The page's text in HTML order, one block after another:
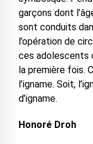
garçons dont
sont conduits
l’opération de
ces adolescents
la première fois.
l’igname. Soit,
d’igname.
Honoré Droh